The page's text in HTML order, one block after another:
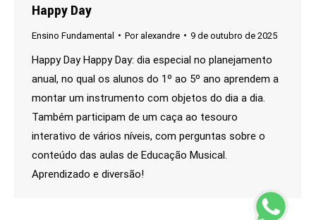
Happy Day
Ensino Fundamental Poralexandre 9 de outubro de 2025
Happy Day Happy Day: dia especial no planejamento
anual, no qual os alunos do 1º ao 5º ano aprendem a
montar um instrumento com objetos do dia a dia.
Também participam de um caça ao tesouro
interativo de vários níveis, com perguntas sobre o
conteúdo das aulas de Educação Musical.
Aprendizado e diversão!